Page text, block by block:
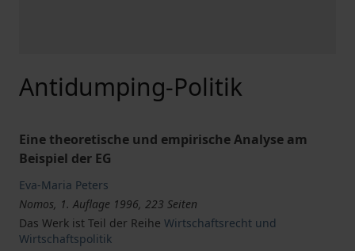
Antidumping-Politik
Eine theoretische und empirische Analyse am
Beispiel der EG
Eva-Maria Peters
Nomos, 1. Auflage 1996, 223 Seiten
Das Werk ist Teil der Reihe Wirtschaftsrecht und
Wirtschaftspolitik